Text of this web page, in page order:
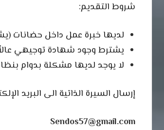
شروط التقديم:
لديها خبرة عمل داخل حضانات
يشترط وجود شهادة توجيهي
لا يوجد لديها مشكلة بدوام
إرسال السيرة الذاتية الى البريد
Sendos57@gmail.com